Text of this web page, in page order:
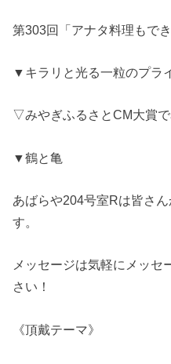
第303回「アナタ料理もで
▼キラリと光る一粒のプラ
▽みやぎふるさとCM大賞
▼鶴と亀
あばらや204号室Rは皆さ
す。
メッセージは気軽にメッセ
さい！
《頂戴テーマ》